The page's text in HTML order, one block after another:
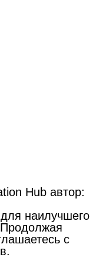
Hub автор:
наилучшего
с